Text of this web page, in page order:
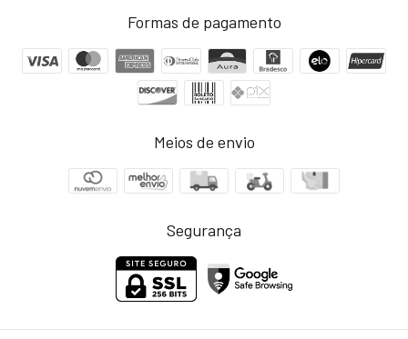
Formas de pagamento
Meios de envio
Segurança